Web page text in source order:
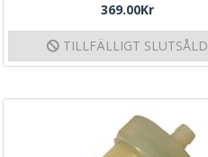
369.00Kr
TILLFÄLLIGT SLUTSÅLD